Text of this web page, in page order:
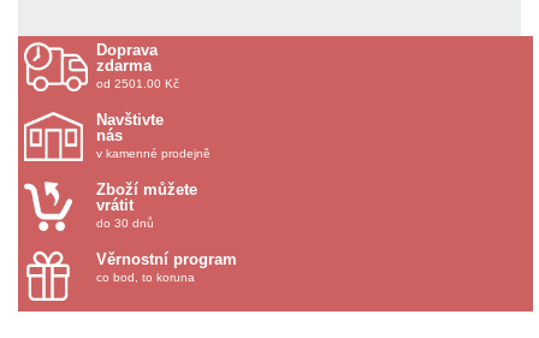
Doprava
zdarma
od 2501.00 Kč
Navštivte
nás
v kamenné prodejně
Zboží můžete
vrátit
do 30 dnů
Věrnostní program
co bod, to koruna